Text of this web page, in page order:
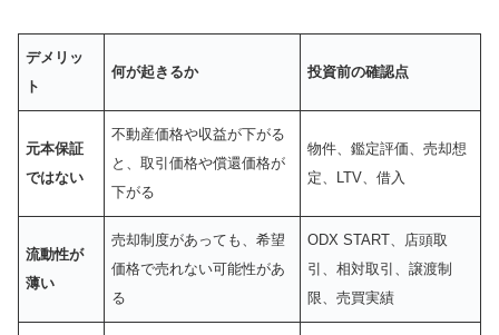
デメリッ
ト
何が起きるか 投資前の確認点
元本保証
ではない
不動産価格や収益が下がる
と、取引価格や償還価格が
下がる
物件、鑑定評価、売却想
定、LTV、借入
流動性が
薄い
売却制度があっても、希望
価格で売れない可能性があ
る
ODX START、店頭取
引、相対取引、譲渡制
限、売買実績